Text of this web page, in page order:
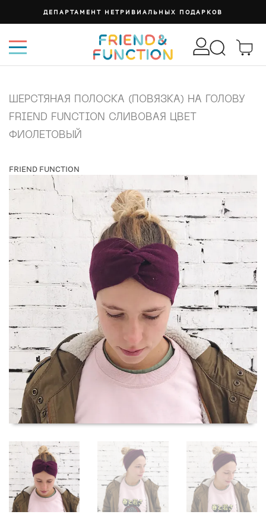
ДЕПАРТАМЕНТ НЕТРИВИАЛЬНЫХ ПОДАРКОВ
ШЕРСТЯНАЯ ПОЛОСКА (ПОВЯЗКА) НА ГОЛОВУ
FRIEND FUNCTION СЛИВОВАЯ ЦВЕТ
ФИОЛЕТОВЫЙ
FRIEND FUNCTION